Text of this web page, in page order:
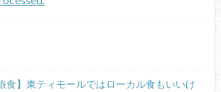
旅食】東ティモールではローカル食もいいけ